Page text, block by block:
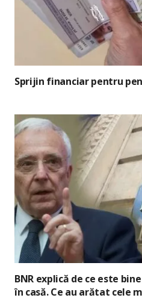
Sprijin financiar pentru
BNR explică de ce este
în casă. Ce au arătat cele